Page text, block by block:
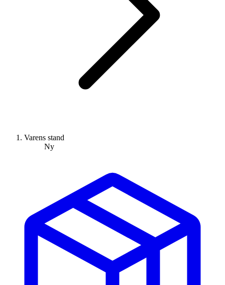
Varens stand
Ny